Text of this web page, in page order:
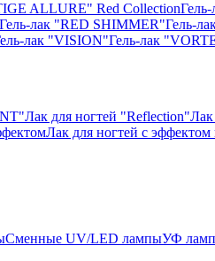
ALLURE" Red Collection
Гель-лак "RED SHIMMER"Гель-
лак "VISION"Гель-лак
Лак для ногтей "Reflection"Лак
Лак для ногтей с эффектом
Сменные UV/LED лампыУФ